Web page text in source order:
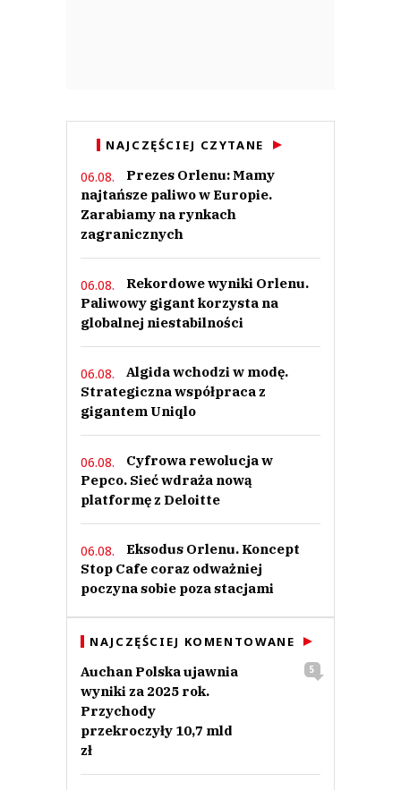
NAJCZĘŚCIEJ CZYTANE
06.08.
Prezes Orlenu: Mamy
najtańsze paliwo w Europie.
Zarabiamy na rynkach
zagranicznych
06.08.
Rekordowe wyniki Orlenu.
Paliwowy gigant korzysta na
globalnej niestabilności
06.08.
Algida wchodzi w modę.
Strategiczna współpraca z
gigantem Uniqlo
06.08.
Cyfrowa rewolucja w
Pepco. Sieć wdraża nową
platformę z Deloitte
06.08.
Eksodus Orlenu. Koncept
Stop Cafe coraz odważniej
poczyna sobie poza stacjami
NAJCZĘŚCIEJ KOMENTOWANE
Auchan Polska ujawnia
wyniki za 2025 rok.
Przychody
przekroczyły 10,7 mld
zł
5